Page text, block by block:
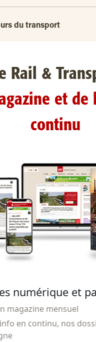
du transport
Rail &
et de
continu
numérique et
magazine mensuel
en continu, nos